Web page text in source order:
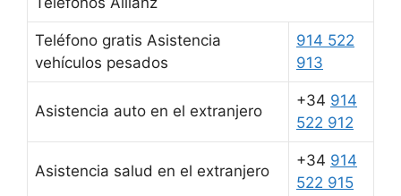
Teléfono gratis Asistencia
vehículos pesados
914 522
913
Asistencia auto en el extranjero
+34 914
522 912
Asistencia salud en el extranjero
+34 914
522 915